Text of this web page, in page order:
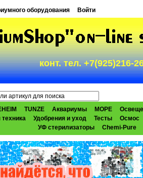
оборудования Войти
конт. тел. +7(925)216-
TUNZE Аквариумы МОРЕ
техника Удобрения и уход Тесты
Осмос
УФ стерилизаторы
Chemi-Pure